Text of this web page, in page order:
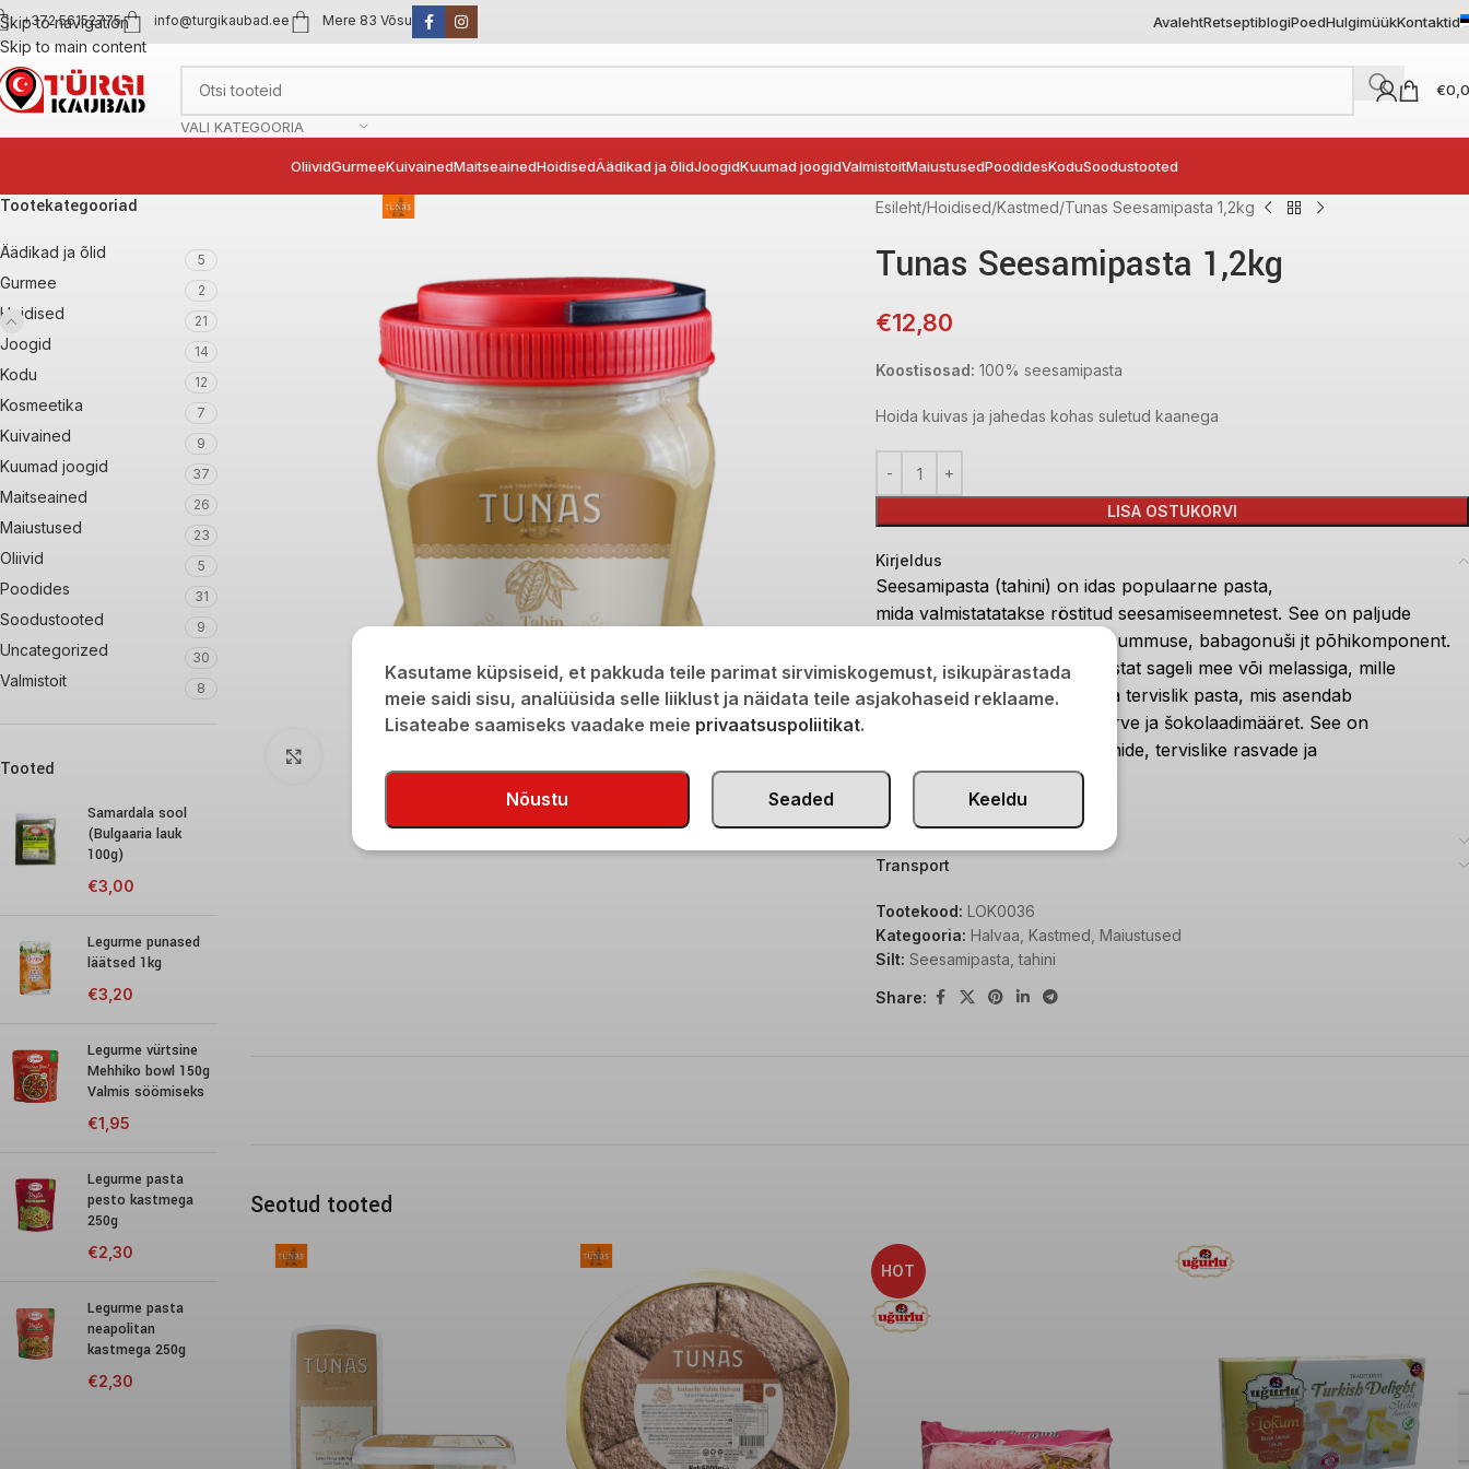
Skip to navigation
Skip to main content
+372 56152775 info@turgikaubad.ee Mere 83 Võsu AvalehtRetseptiblogiPoedHulgimüükKontaktid
VALI KATEGOORIA
€
OliividGurmeeKuivainedMaitseainedHoidisedÄädikad ja õlidJoogidKuumad joogidValmistoitMaiustusedPoodidesKoduSoodustooted
Tootekategooriad
Äädikad ja õlid 5
Gurmee 2
Hoidised 21
Joogid 14
Kodu 12
Kosmeetika 7
Kuivained 9
Kuumad joogid 37
Maitseained 26
Maiustused 23
Oliivid 5
Poodides 31
Soodustooted 9
Uncategorized 30
Valmistoit 8
Tooted
Samardala sool
(Bulgaaria lauk
100g)
€3,00
Legurme punased
läätsed 1kg
€3,20
Legurme vürtsine
Mehhiko bowl 150g
Valmis söömiseks
€1,95
Legurme pasta
pesto kastmega
250g
€2,30
Legurme pasta
neapolitan
kastmega 250g
€2,30
Esileht Hoidised Kastmed Tunas Seesamipasta 1,2kg
Tunas Seesamipasta 1,2kg
€12,80
Koostisosad: 100% seesamipasta
Hoida kuivas ja jahedas kohas suletud kaanega
LISA OSTUKORVI
Kirjeldus
Seesamipasta (tahini) on idas populaarne pasta,
midavalmistatatakse röstitud seesamiseemnetest. See on paljude
rahvusroogade, sealhulgas hummuse, babagonuši jt põhikomponent.
Samuti segatakse seesamipastat sageli mee või melassiga, mille
tulemuseks on magus ja väga tervislik pasta, mis asendab
suurepäraselt moose, konserve ja šokolaadimääret. See on
suurepärane energia, vitamiinide, tervislike rasvade ja
mikroelementide allikas.
Transport
Tootekood:LOK0036
Kategooria: Halvaa Kastmed Maiustused
Silt: Seesamipasta tahini
Share:
Seotud tooted
HOT
Kasutame küpsiseid, et pakkuda teile parimat sirvimiskogemust, isikupärastada
meie saidi sisu, analüüsida selle liiklust ja näidata teile asjakohaseid reklaame.
Lisateabe saamiseks vaadake meie privaatsuspoliitikat.
Nõustu Seaded Keeldu